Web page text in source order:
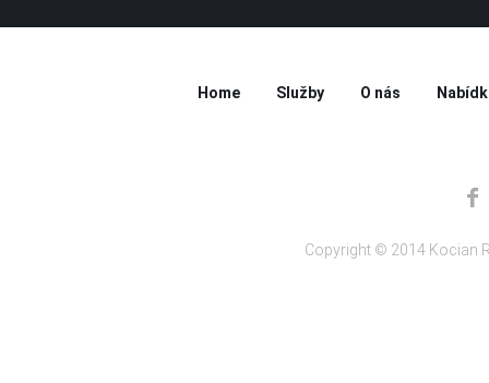
Home Služby O nás
Copyright © 2014 Kocian